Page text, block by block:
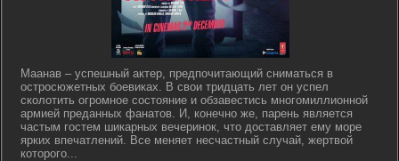
Маанав – успешный актер, предпочитающий сниматься в
остросюжетных боевиках. В свои тридцать лет он успел
сколотить огромное состояние и обзавестись многомиллионной
армией преданных фанатов. И, конечно же, парень является
частым гостем шикарных вечеринок, что доставляет ему море
ярких впечатлений. Все меняет несчастный случай, жертвой
которого...